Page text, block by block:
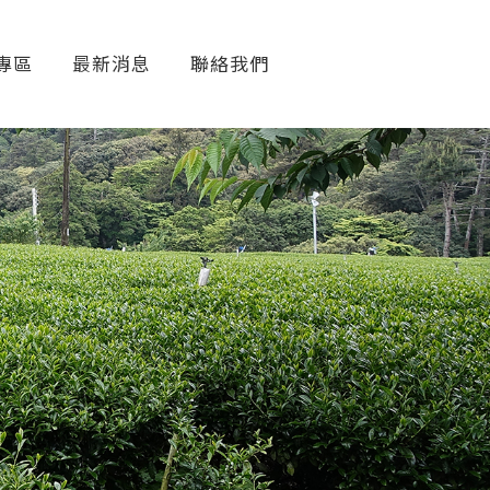
區 最新消息 聯絡我們